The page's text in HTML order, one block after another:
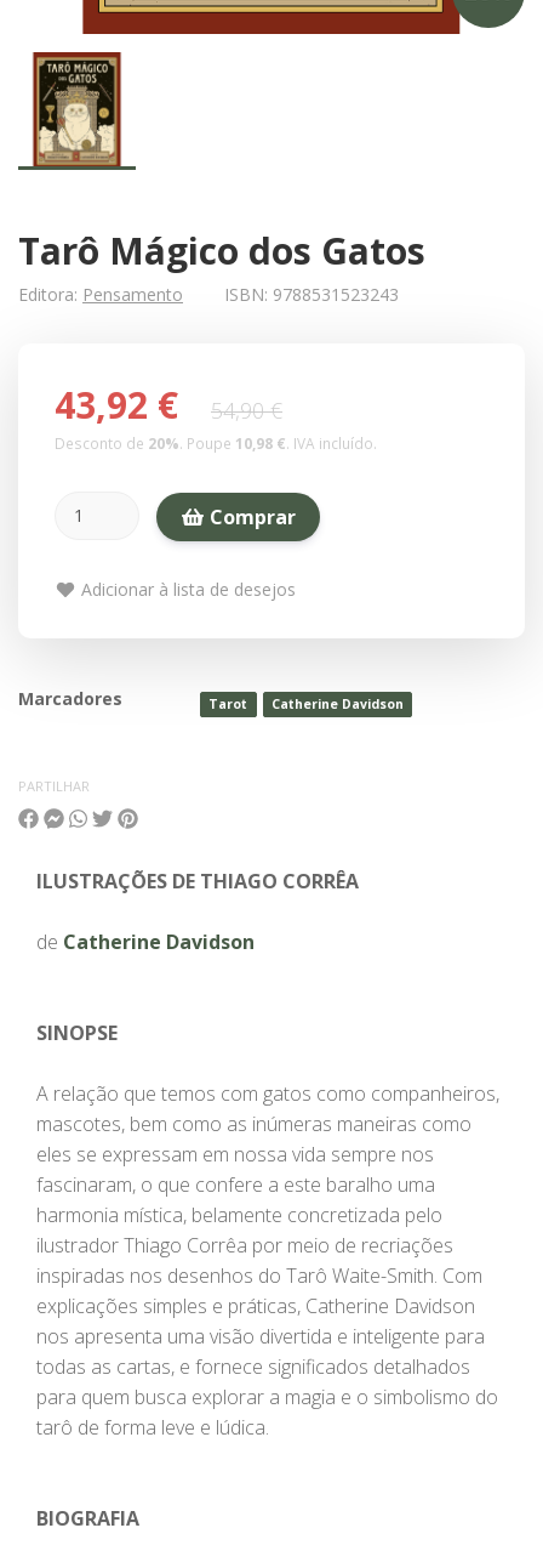
Tarô Mágico dos Gatos
Editora: Pensamento ISBN: 9788531523243
43,92 € 54,90 €
Desconto de 20%. Poupe 10,98 €. IVA incluído.
Comprar
Adicionar à lista de desejos
Marcadores Tarot Catherine Davidson
PARTILHAR
ILUSTRAÇÕES DE THIAGO CORRÊA
de Catherine Davidson
SINOPSE
A relação que temos com gatos como companheiros,
mascotes, bem como as inúmeras maneiras como
eles se expressam em nossa vida sempre nos
fascinaram, o que confere a este baralho uma
harmonia mística, belamente concretizada pelo
ilustrador Thiago Corrêa por meio de recriações
inspiradas nos desenhos do Tarô Waite-Smith. Com
explicações simples e práticas, Catherine Davidson
nos apresenta uma visão divertida e inteligente para
todas as cartas, e fornece significados detalhados
para quem busca explorar a magia e o simbolismo do
tarô de forma leve e lúdica.
BIOGRAFIA